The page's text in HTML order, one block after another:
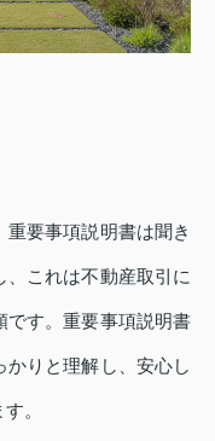
要事項説明書は聞き
これは不動産取引に
です。重要事項説明書
りと理解し、安心し
。